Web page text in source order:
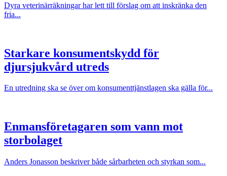
Dyra veterinärräkningar har lett till förslag om att inskränka den
fria...
Starkare konsumentskydd för
djursjukvård utreds
En utredning ska se över om konsumenttjänstlagen ska gälla för...
Enmansföretagaren som vann mot
storbolaget
Anders Jonasson beskriver både sårbarheten och styrkan som...